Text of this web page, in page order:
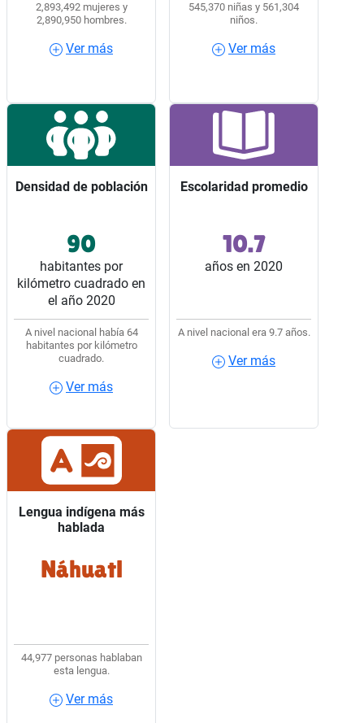
2,893,492 mujeres y
2,890,950 hombres.
Ver más
Ver más
545,370 niñas y 561,304
niños.
Ver más
Ver más
Densidad de población
90
habitantes por
kilómetro cuadrado en
el año 2020
A nivel nacional había 64
habitantes por kilómetro
cuadrado.
Ver más
Densidad de población
Ocupó el lugar 14 entre
los 32 estados del país.
Escolaridad promedio
10.7
años en 2020
A nivel nacional era 9.7 años.
Ver más
Escolaridad promedio
Ocupó el lugar 2 entre
los 32 estados del país.
Lengua indígena más
hablada
Náhuatl
44,977 personas hablaban
esta lengua.
Ver más
Lengua indígena más
hablada
6 de cada 10 hablantes
de lengua indígena
Ver más